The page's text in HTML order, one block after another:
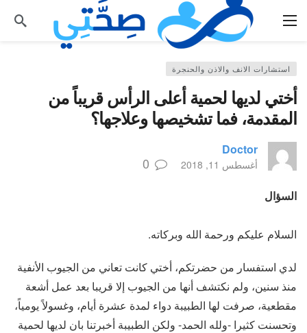
استشارات الانف والاذن والحنجرة
أختي لديها لحمية أعلى الرأس قريباً من
المقدمة، فما تشخيصها وعلاجها؟
Doctor
أغسطس 11, 2018 0
السؤال
السلام عليكم ورحمة الله وبركاته.
لدي استفسار من حضرتكم، أختي كانت تعاني من الجيوب الأنفية
منذ سنين، ولم نكتشف أنها من الجيوب إلا قريبا بعد عمل أشعة
مقطعية، صرفت لها الطبيبة دواء لمدة عشرة أيام، وغسولاً يومياً،
وتحسنت كثيرا -ولله الحمد- ولكن الطبيبة أخبرتنا بان لديها لحمية